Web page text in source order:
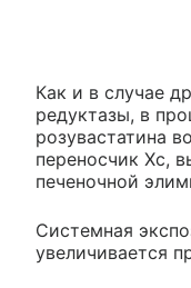
Как и в случае
редуктазы, в
розувастатина
переносчик Хс,
печеночной
Системная
увеличивается